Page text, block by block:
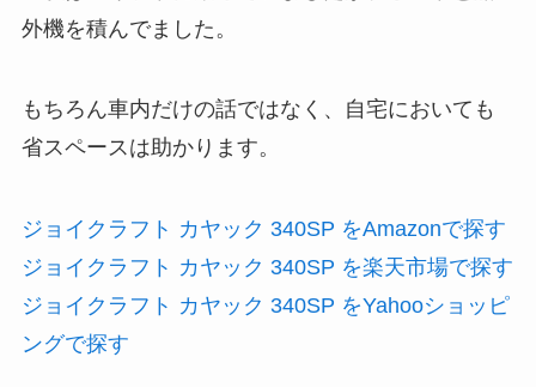
外機を積んでました。
もちろん車内だけの話ではなく、自宅においても
省スペースは助かります。
ジョイクラフト カヤック 340SP をAmazonで探す
ジョイクラフト カヤック 340SP を楽天市場で探す
ジョイクラフト カヤック 340SP をYahooショッピ
ングで探す